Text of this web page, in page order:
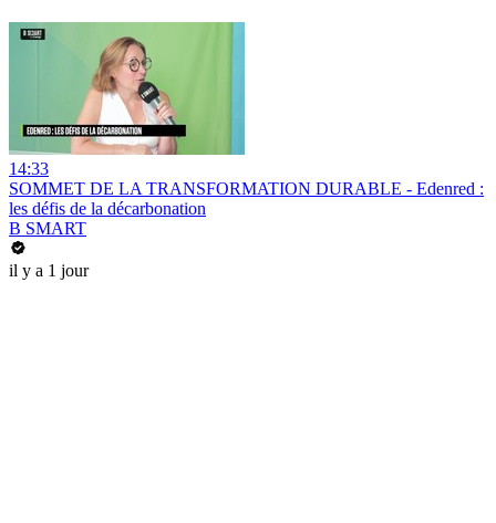
14:33
SOMMET DE LA TRANSFORMATION DURABLE - Edenred :
les défis de la décarbonation
B SMART
il y a 1 jour